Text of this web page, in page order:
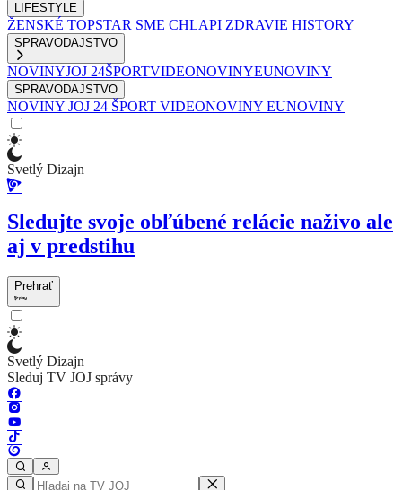
LIFESTYLE
ŽENSKÉ TOPSTAR SME CHLAPI ZDRAVIE HISTORY
SPRAVODAJSTVO
NOVINYJOJ 24ŠPORTVIDEONOVINYEUNOVINY
SPRAVODAJSTVO
NOVINY JOJ 24 ŠPORT VIDEONOVINY EUNOVINY
Svetlý Dizajn
Sledujte svoje obľúbené relácie naživo ale
aj v predstihu
Prehrať
Svetlý Dizajn
Sleduj TV JOJ správy